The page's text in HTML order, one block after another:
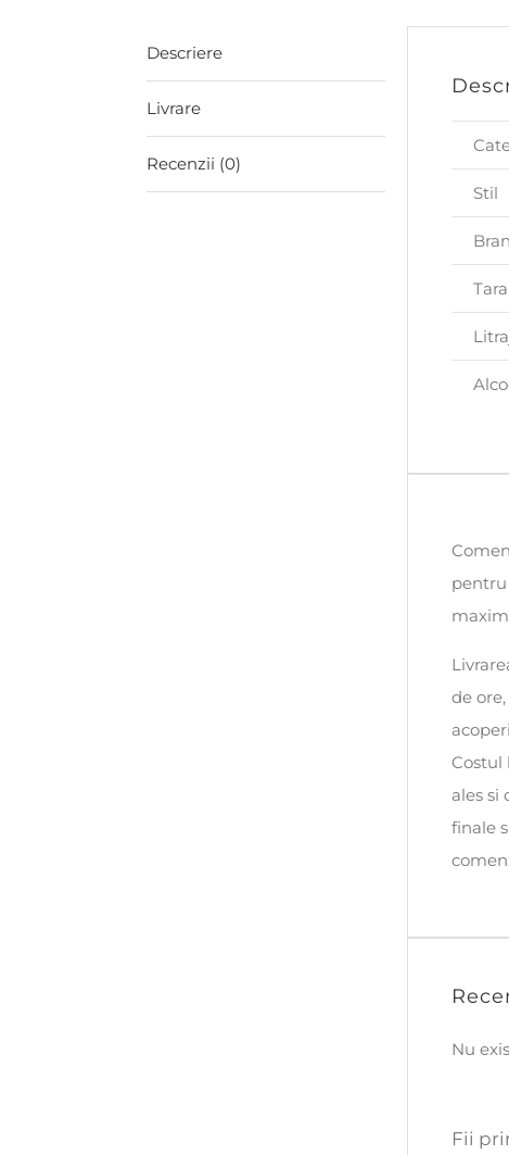
Descriere
Livrare
Recenzii (0)
Stil
pentru
de
Costul
ales si
finale
Nu
Fii